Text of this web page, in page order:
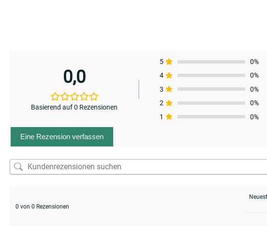
0,0
Basierend auf 0 Rezensionen
5
0%
4
0%
3
0%
2
0%
1
0%
Eine Rezension verfassen
0 von 0 Rezensionen